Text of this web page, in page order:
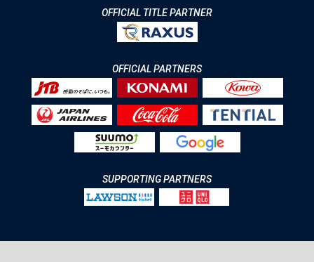
OFFICIAL TITLE PARTNER
OFFICIAL PARTNERS
SUPPORTING PARTNERS